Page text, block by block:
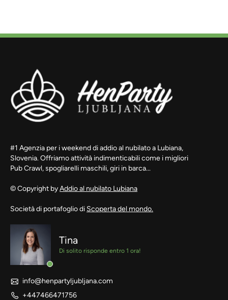
#1 Agenzia per i weekend di addio al nubilato a Lubiana,
Slovenia. Offriamo attività indimenticabili come i migliori
Pub Crawl, spogliarelli maschili, giri in barca...
© Copyright byAddio al nubilato Lubiana
Società di portafoglio di Scoperta del mondo.
Tina
Di solito risponde entro 1 ora!
info@henpartyljubljana.com
+447466471756